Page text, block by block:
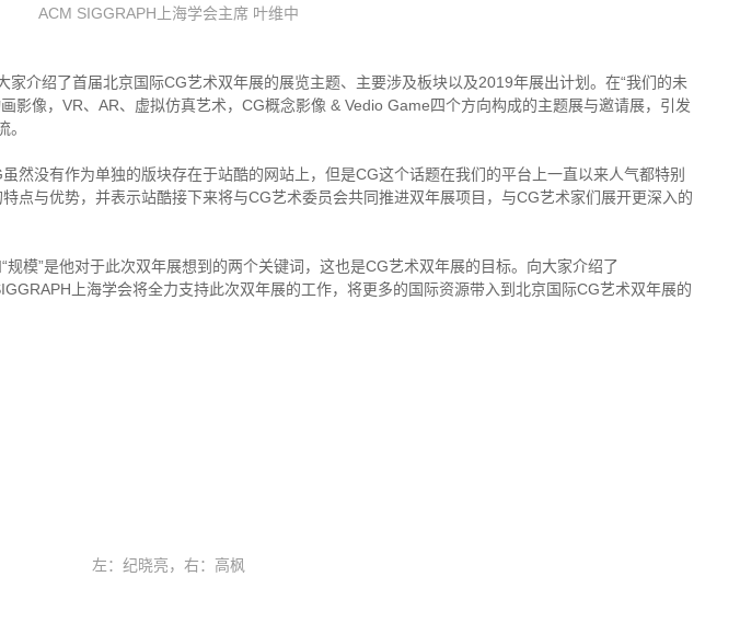
ACM SIGGRAPH上海学会主席 叶维中
介绍了首届北京国际CG艺术双年展的展览主题、主要涉及板块以及2019年展出计划。在“我们的未
影像，VR、AR、虚拟仿真艺术，CG概念影像 & Vedio Game四个方向构成的主题展与邀请展，引发
然没有作为单独的版块存在于站酷的网站上，但是CG这个话题在我们的平台上一直以来人气都特别
点与优势，并表示站酷接下来将与CG艺术委员会共同推进双年展项目，与CG艺术家们展开更深入的
规模”是他对于此次双年展想到的两个关键词，这也是CG艺术双年展的目标。向大家介绍了
上海学会将全力支持此次双年展的工作，将更多的国际资源带入到北京国际CG艺术双年展的
左：纪晓亮，右：高枫